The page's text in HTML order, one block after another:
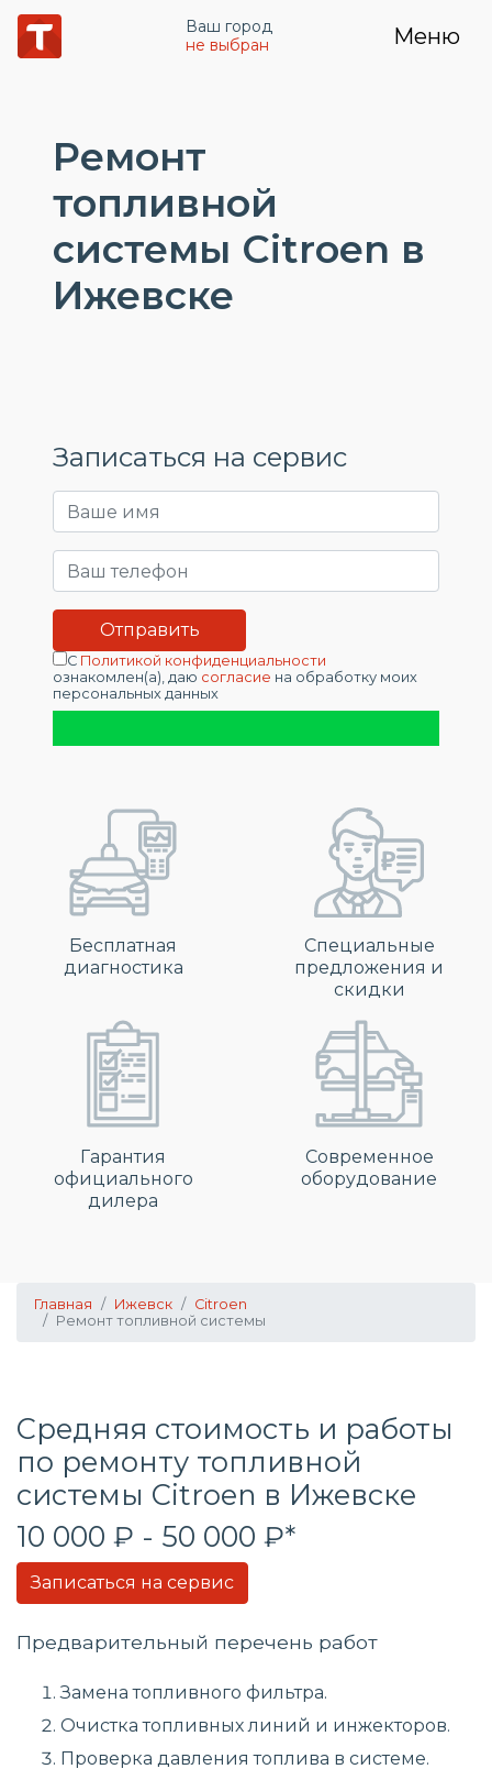
Ваш город
не выбран
Меню
Ремонт
топливной
системы Citroen в
Ижевске
Записаться на сервис
С Политикой конфиденциальности
ознакомлен(а), даю согласие на обработку моих
персональных данных
Бесплатная
диагностика
Специальные
предложения и
скидки
Гарантия
официального
дилера
Современное
оборудование
Главная Ижевск
Citroen
Ремонт топливной системы
Средняя стоимость и работы
по ремонту топливной
системы Citroen в Ижевске
10 000 ₽ - 50 000 ₽*
Записаться на сервис
Предварительный перечень работ
Замена топливного фильтра.
Очистка топливных линий и инжекторов.
Проверка давления топлива в системе.